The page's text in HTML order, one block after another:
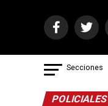
Secciones
POLICIALES